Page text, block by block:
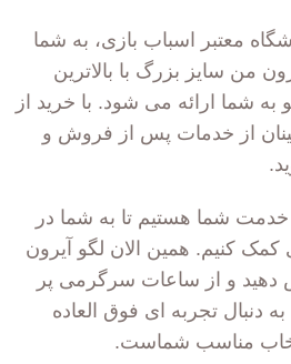
معتبر اسباب بازی، به شما
من سایز بزرگ با بالاترین
شما ارائه می شود. با خرید از
از خدمات پس از فروش و
شما هستیم تا به شما در
کمک کنیم. همین الان لگو آیرون
و از ساعات سرگرمی پر
دنبال تجربه ای فوق العاده
مناسب شماست.